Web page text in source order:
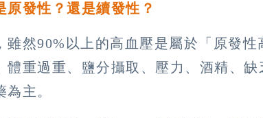
原發性？還是續發性？
雖然90%以上的高血壓是屬於「原發
體重過重、鹽分攝取、壓力、酒精、
主。